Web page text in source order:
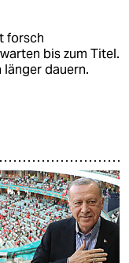
forsch
bis zum Titel.
länger dauern.